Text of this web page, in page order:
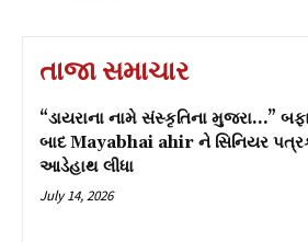
તાજા સમાચાર
“ડાયરાના નામે સંસ્કૃતિના મુજરા…”
બાદ Mayabhai ahir ને સિનિયર
આડેહાથ લીધા
July 14, 2026